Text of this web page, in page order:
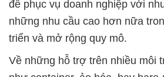
để phục vụ doanh nghiệp với
những nhu cầu cao hơn nữa
triển và mở rộng quy mô.
Về những hỗ trợ trên nhiều môi